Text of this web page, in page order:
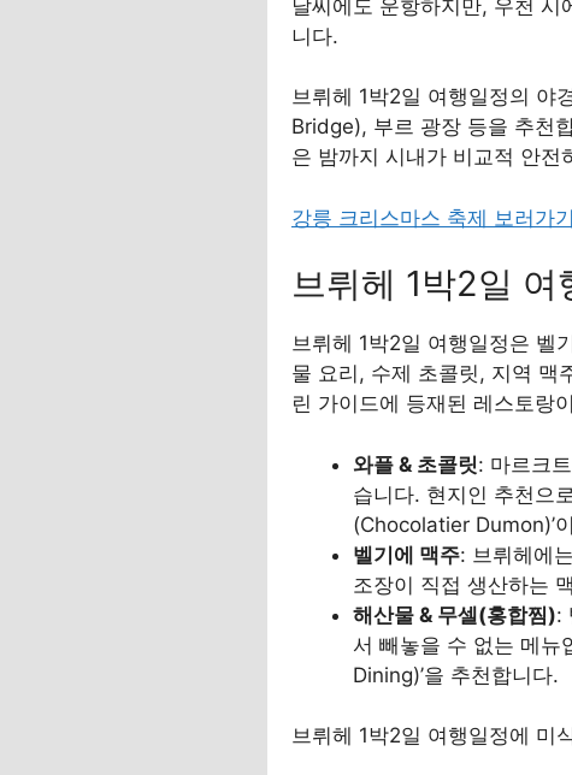
날씨에도 운항하지만, 우천
니다.
브뤼헤 1박2일 여행일정의 야
Bridge), 부르 광장 등을 추천
은 밤까지 시내가 비교적 안
강릉 크리스마스 축제 보러가기
브뤼헤 1박2일
브뤼헤 1박2일 여행일정은 벨
물 요리, 수제 초콜릿, 지역 맥
린 가이드에 등재된 레스토랑
와플 & 초콜릿: 마르크
습니다. 현지인 추천으
(Chocolatier Dumon)’
벨기에 맥주: 브뤼헤에
조장이 직접 생산하는
해산물 & 무셀(홍합찜):
서 빼놓을 수 없는 메뉴
Dining)’을 추천합니다.
브뤼헤 1박2일 여행일정에 미